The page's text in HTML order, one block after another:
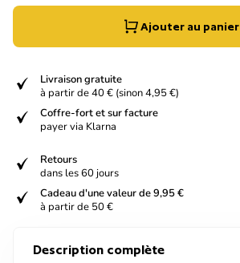
Ajouter au panier
verified
Livraison gratuite
à partir de 40 € (sinon 4,95 €)
verified
Coffre-fort et sur facture
payer via Klarna
verified
Retours
dans les 60 jours
verified
Cadeau d'une valeur de 9,95 €
à partir de 50 €
Description complète